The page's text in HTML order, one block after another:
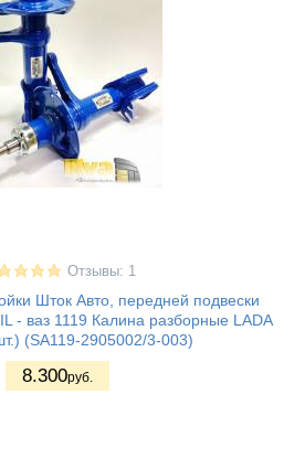
Отзывы: 1
Шток Авто, передней подвески
- ваз 1119 Калина разборные LADA
(SA119-2905002/3-003)
8.300руб.